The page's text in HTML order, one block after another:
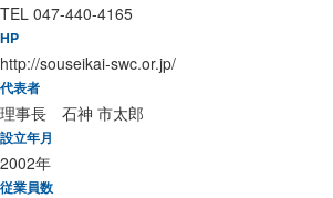
TEL 047-440-4165
HP
http://souseikai-swc.or.jp/
代表者
理事長 石神 市太郎
設立年月
2002年
従業員数